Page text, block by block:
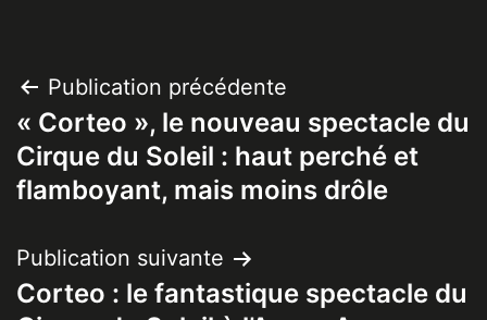
Navigation
de
l’article
Publication précédente
« Corteo », le nouveau spectacle du
Cirque du Soleil : haut perché et
flamboyant, mais moins drôle
Publication suivante
Corteo : le fantastique spectacle du